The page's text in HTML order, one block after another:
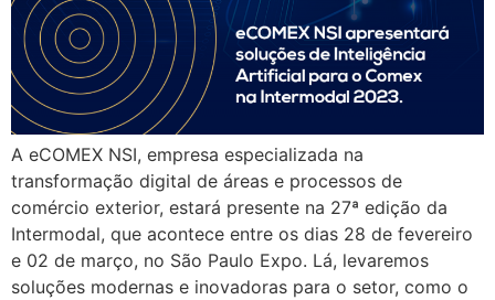
A eCOMEX NSI, empresa especializada na
transformação digital de áreas e processos de
comércio exterior, estará presente na 27ª edição da
Intermodal, que acontece entre os dias 28 de fevereiro
e 02 de março, no São Paulo Expo. Lá, levaremos
soluções modernas e inovadoras para o setor, como o